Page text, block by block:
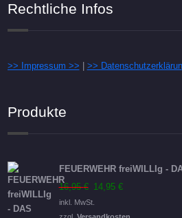
Rechtliche Infos
>> Impressum >> >>
Produkte
FEUERWEHR freiWILLIg -
16,95€ Ursprünglicher
Preis
war:
14,95 €
ist:
inkl. MwSt.